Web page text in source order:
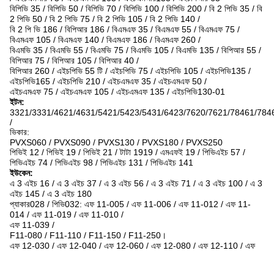
বিপিভি 35 / বিপিভি 50 / বিপিভি 70 / বিপিভি 100 / বিপিভি 200 / বি 2 পিভি 35 / বি
2 পিভি 50 / বি 2 পিভি 75 / বি 2 পিভি 105 / বি 2 পিভি 140 /
বি 2 পি ভি 186 / বিপিআর 186 / বিএমএফ 35 / বিএমএফ 55 / বিএমএফ 75 /
বিএমএফ 105 / বিএমএফ 140 / বিএমএফ 186 / বিএমএফ 260 /
বিএমভি 35 / বিএমভি 55 / বিএমভি 75 / বিএমভি 105 / বিএমভি 135 / বিপিআর 55 /
বিপিআর 75 / বিপিআর 105 / বিপিআর 40 /
বিপিআর 260 / এইচপিভি 55 টি / এইচপিভি 75 / এইচপিভি 105 / এইচপিভি135 /
এইচপিভি165 / এইচপিভি 210 / এইচএমএফ 35 / এইচএমএফ 50 /
এইচএমএফ 75 / এইচএমএফ 105 / এইচএমএফ 135 / এইচপিভি130-01
ইটন:
3321/3331/4621/4631/5421/5423/5431/6423/7620/7621/78461/
/
ভিকার:
PVXS060 / PVXS090 / PVXS130 / PVXS180 / PVXS250
পিভিই 12 / পিভিই 19 / পিভিই 21 / টাটা 1919 / এমএফই 19 / পিভিএইচ 57 /
পিভিএইচ 74 / পিভিএইচ 98 / পিভিএইচ 131 / পিভিএইচ 141
ইউকেন:
এ 3 এইচ 16 / এ 3 এইচ 37 / এ 3 এইচ 56 / এ 3 এইচ 71 / এ 3 এইচ 100 / এ 3
এইচ 145 / এ 3 এইচ 180
প্যাকার028 / পিভি032: এফ 11-005 / এফ 11-006 / এফ 11-012 / এফ 11-
014 / এফ 11-019 / এফ 11-010 /
এফ 11-039 /
F11-080 / F11-110 / F11-150 / F11-250।
এফ 12-030 / এফ 12-040 / এফ 12-060 / এফ 12-080 / এফ 12-110 / এফ